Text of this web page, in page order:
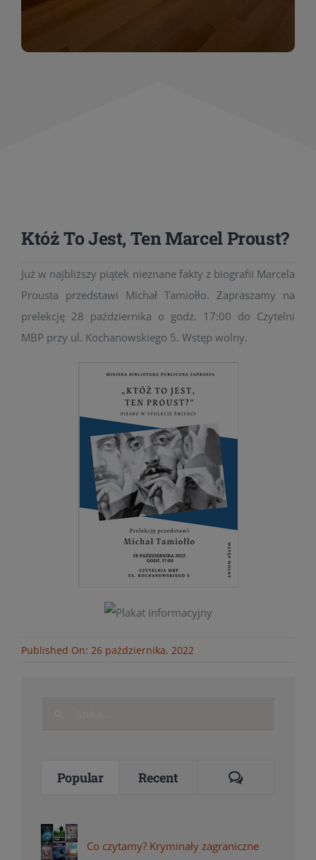
Któż To Jest, Ten Marcel Proust?
Już w najbliższy piątek nieznane fakty z biografii Marcela
Prousta przedstawi Michał Tamiołło. Zapraszamy na
prelekcję 28 października o godz. 17:00 do Czytelni
MBP przy ul. Kochanowskiego 5. Wstęp wolny.
Published On: 26 października, 2022
Popular Recent Comments
Co czytamy? Kryminały zagraniczne